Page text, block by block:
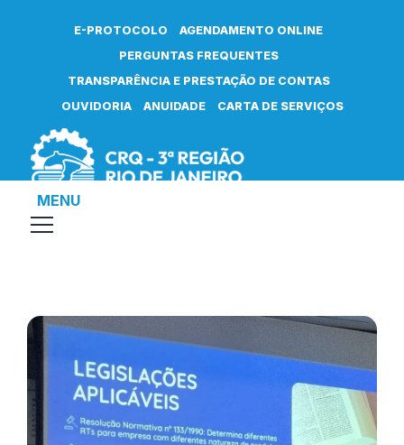
E-PROTOCOLO
AGENDAMENTO ONLINE
PERGUNTAS FREQUENTES
TRANSPARÊNCIA E PRESTAÇÃO DE CONTAS
OUVIDORIA
ANUIDADE CARTA DE SERVIÇOS
MENU